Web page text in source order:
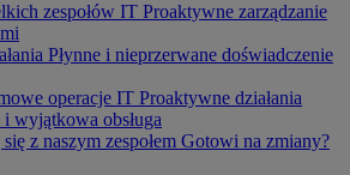
zespołów IT Proaktywne zarządzanie
Płynne i nieprzerwane doświadczenie
operacje IT Proaktywne działania
wyjątkowa obsługa
z naszym zespołem Gotowi na zmiany?